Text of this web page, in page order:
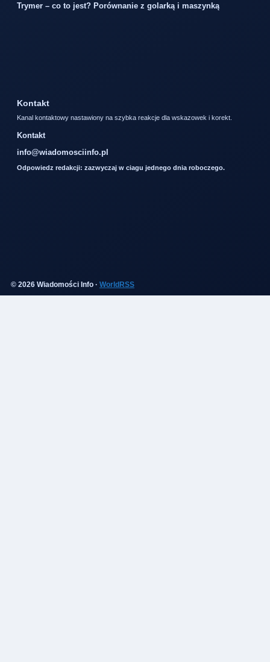
Trymer – co to jest? Porównanie z golarką i maszynką
Kontakt
Kanal kontaktowy nastawiony na szybka reakcje dla wskazowek i korekt.
Kontakt
info@wiadomosciinfo.pl
Odpowiedz redakcji: zazwyczaj w ciagu jednego dnia roboczego.
© 2026 Wiadomości Info · WorldRSS